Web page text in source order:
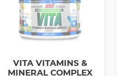
VITA VITAMINS &
MINERAL COMPLEX